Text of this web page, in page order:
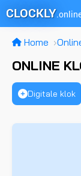
CLOCKLY
Home
ONLINE
Digitale klok